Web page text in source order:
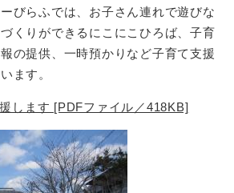
びらふでは、お子さん連れで遊びな
くりができるにこにこひろば、子育
の提供、一時預かりなど子育て支援
ます。
します [PDFファイル／418KB]